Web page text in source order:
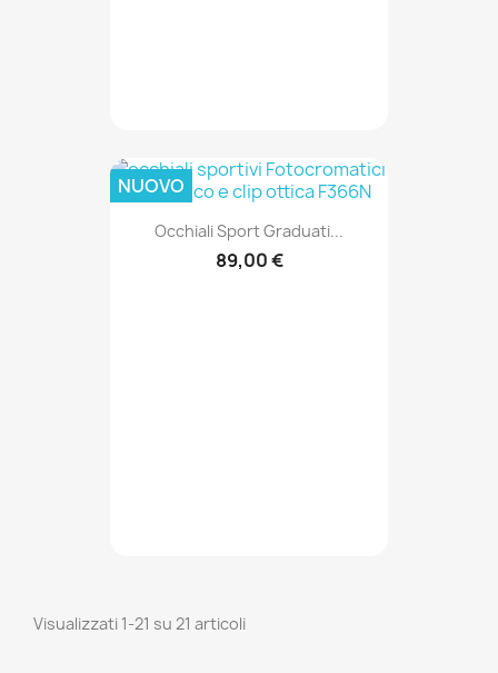
Occhiali Sport Graduati...
89,00 €
NUOVO
Visualizzati 1-21 su 21 articoli